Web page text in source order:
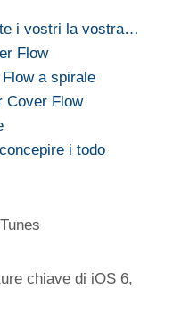
i vostri la vostra…
Flow
a spirale
Cover Flow
i todo
chiave di iOS 6,